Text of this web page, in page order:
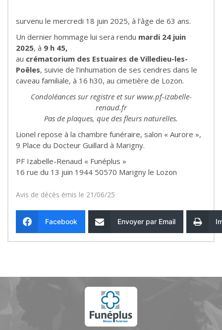
survenu le mercredi 18 juin 2025, à l’âge de 63 ans.
Un dernier hommage lui sera rendu mardi 24 juin
2025, à 9 h 45,
au crématorium des Estuaires de Villedieu-les-
Poêles, suivie de l’inhumation de ses cendres dans le
caveau familiale, à 16 h30, au cimetière de Lozon.
Condoléances sur registre et sur www.pf-izabelle-
renaud.fr
Pas de plaques, que des fleurs naturelles.
Lionel repose à la chambre funéraire, salon « Aurore »,
9 Place du Docteur Guillard à Marigny.
PF Izabelle-Renaud « Funéplus »
16 rue du 13 juin 1944 50570 Marigny le Lozon
Avis de décès émis le 21/06/25
Facebook Envoyer par Email